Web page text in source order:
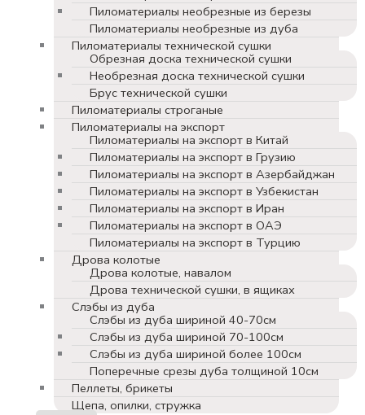
Пиломатериалы необрезные из березы
Пиломатериалы необрезные из дуба
Пиломатериалы технической сушки
Обрезная доска технической сушки
Необрезная доска технической сушки
Брус технической сушки
Пиломатериалы строганые
Пиломатериалы на экспорт
Пиломатериалы на экспорт в Китай
Пиломатериалы на экспорт в Грузию
Пиломатериалы на экспорт в Азербайджан
Пиломатериалы на экспорт в Узбекистан
Пиломатериалы на экспорт в Иран
Пиломатериалы на экспорт в ОАЭ
Пиломатериалы на экспорт в Турцию
Дрова колотые
Дрова колотые, навалом
Дрова технической сушки, в ящиках
Слэбы из дуба
Слэбы из дуба шириной 40-70см
Слэбы из дуба шириной 70-100см
Слэбы из дуба шириной более 100см
Поперечные срезы дуба толщиной 10см
Пеллеты, брикеты
Щепа, опилки, стружка